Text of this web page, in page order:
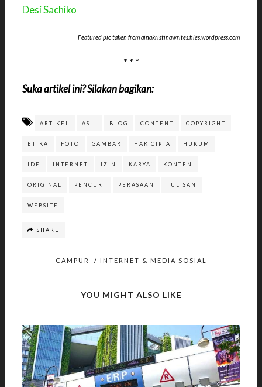
Desi Sachiko
Featured pic taken from ainakristinawrites.files.wordpress.com
* * *
Suka artikel ini? Silakan bagikan:
ARTIKEL ASLI BLOG CONTENT COPYRIGHT
ETIKA FOTO GAMBAR HAK CIPTA HUKUM
IDE INTERNET IZIN KARYA KONTEN
ORIGINAL PENCURI PERASAAN TULISAN
WEBSITE
SHARE
CAMPUR / INTERNET & MEDIA SOSIAL
YOU MIGHT ALSO LIKE